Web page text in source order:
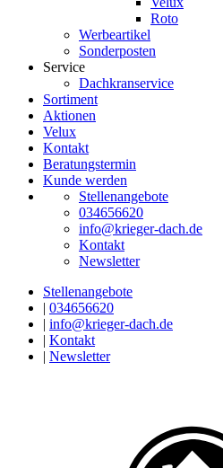
Roto
Werbeartikel
Sonderposten
Service
Dachkranservice
Sortiment
Aktionen
Velux
Kontakt
Beratungstermin
Kunde werden
Stellenangebote
034656620
info@krieger-dach.de
Kontakt
Newsletter
Stellenangebote
| 034656620
| info@krieger-dach.de
| Kontakt
| Newsletter